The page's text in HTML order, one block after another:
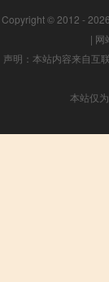
Copyright © 2012 - 2026
| 网
声明：本站内容来自互
本站仅